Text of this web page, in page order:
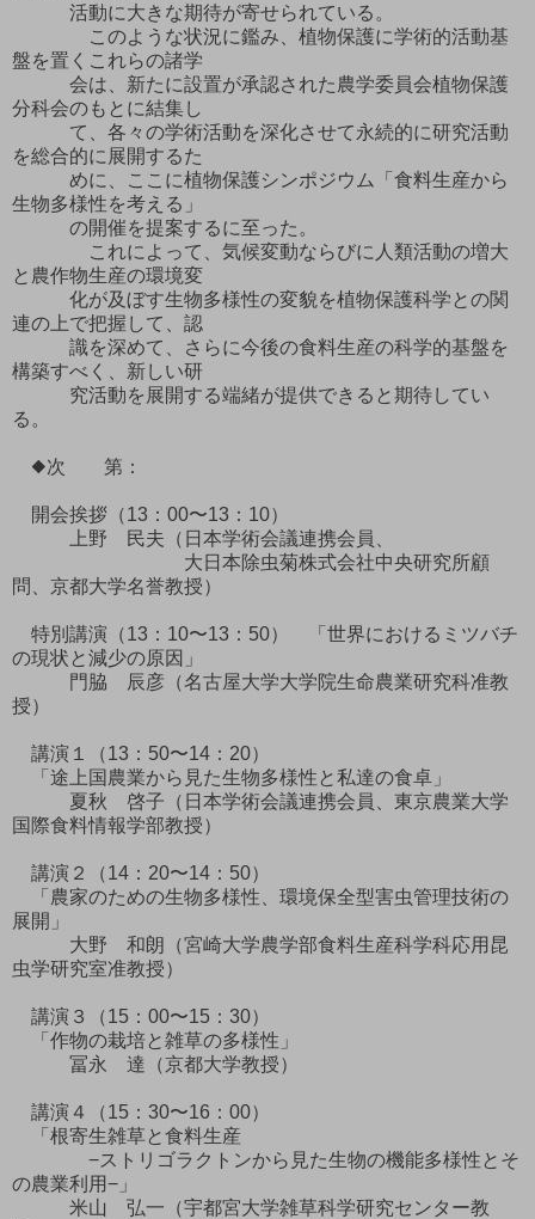
活動に大きな期待が寄せられている。
このような状況に鑑み、植物保護に学術的活動基
盤を置くこれらの諸学
会は、新たに設置が承認された農学委員会植物保護
分科会のもとに結集し
て、各々の学術活動を深化させて永続的に研究活動
を総合的に展開するた
めに、ここに植物保護シンポジウム「食料生産から
生物多様性を考える」
の開催を提案するに至った。
これによって、気候変動ならびに人類活動の増大
と農作物生産の環境変
化が及ぼす生物多様性の変貌を植物保護科学との関
連の上で把握して、認
識を深めて、さらに今後の食料生産の科学的基盤を
構築すべく、新しい研
究活動を展開する端緒が提供できると期待してい
る。
◆次 第：
開会挨拶（13：00〜13：10）
上野 民夫（日本学術会議連携会員、
大日本除虫菊株式会社中央研究所顧
問、京都大学名誉教授）
特別講演（13：10〜13：50） 「世界におけるミツバチ
の現状と減少の原因」
門脇 辰彦（名古屋大学大学院生命農業研究科准教
授）
講演１（13：50〜14：20）
「途上国農業から見た生物多様性と私達の食卓」
夏秋 啓子（日本学術会議連携会員、東京農業大学
国際食料情報学部教授）
講演２（14：20〜14：50）
「農家のための生物多様性、環境保全型害虫管理技術の
展開」
大野 和朗（宮崎大学農学部食料生産科学科応用昆
虫学研究室准教授）
講演３（15：00〜15：30）
「作物の栽培と雑草の多様性」
冨永 達（京都大学教授）
講演４（15：30〜16：00）
「根寄生雑草と食料生産
−ストリゴラクトンから見た生物の機能多様性とそ
の農業利用−」
米山 弘一（宇都宮大学雑草科学研究センター教